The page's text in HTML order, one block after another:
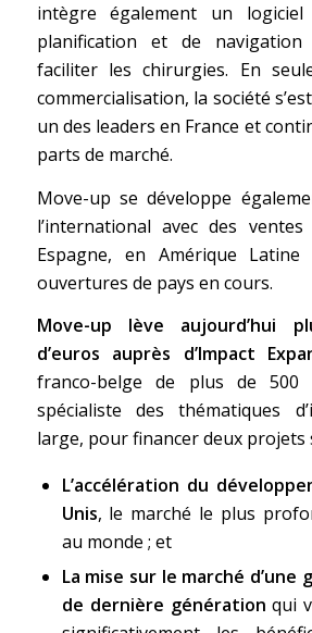
intègre également un
planification et de
faciliter les chirurgies. En
commercialisation, la société
un des leaders en France et
parts de marché.
Move-up se développe
l’international avec des
Espagne, en Amérique
ouvertures de pays en cours.
Move-up lève aujourd’hui
d’euros auprès d’Impact
franco-belge de plus de 500
spécialiste des thématiques
large, pour financer deux projets
L’accélération du
Unis, le marché le plus
au monde ; et
La mise sur le marché d’une
de dernière génération qui